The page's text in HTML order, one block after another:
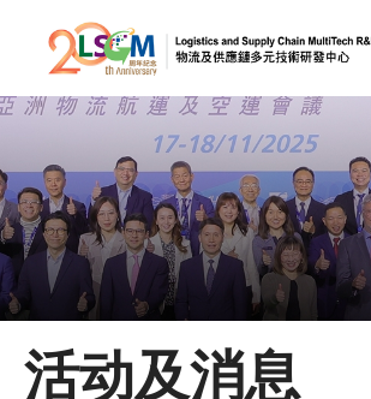
跳到内容（按回车键）
会员登
A A EN
主页
活动及消息